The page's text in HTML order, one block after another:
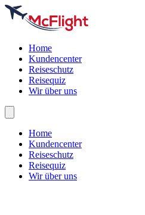
Home
Kundencenter
Reiseschutz
Reisequiz
Wir über uns
Home
Kundencenter
Reiseschutz
Reisequiz
Wir über uns